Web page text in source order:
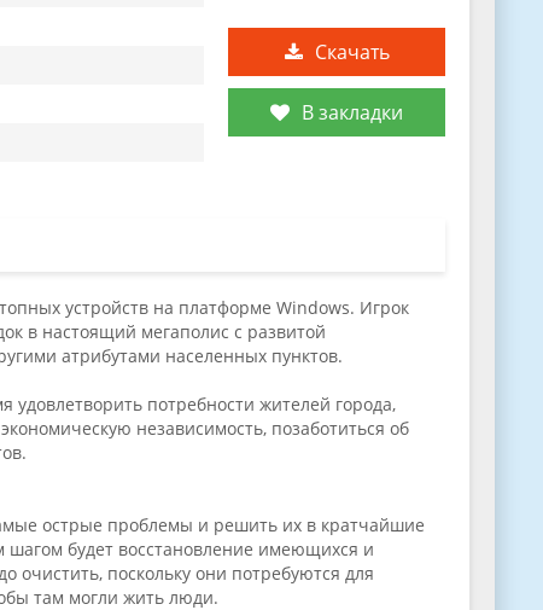
Скачать
В закладки
устройств на платформе Windows. Игрок
в настоящий мегаполис с развитой
атрибутами населенных пунктов.
удовлетворить потребности жителей города,
независимость, позаботиться об
острые проблемы и решить их в кратчайшие
шагом будет восстановление имеющихся и
очистить, поскольку они потребуются для
там могли жить люди.